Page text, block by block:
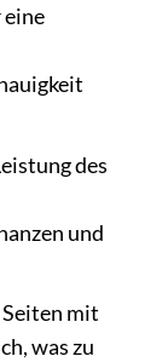
des
und
mit
was zu